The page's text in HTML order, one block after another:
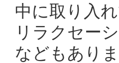
中に取り入
リラクセー
などもあり